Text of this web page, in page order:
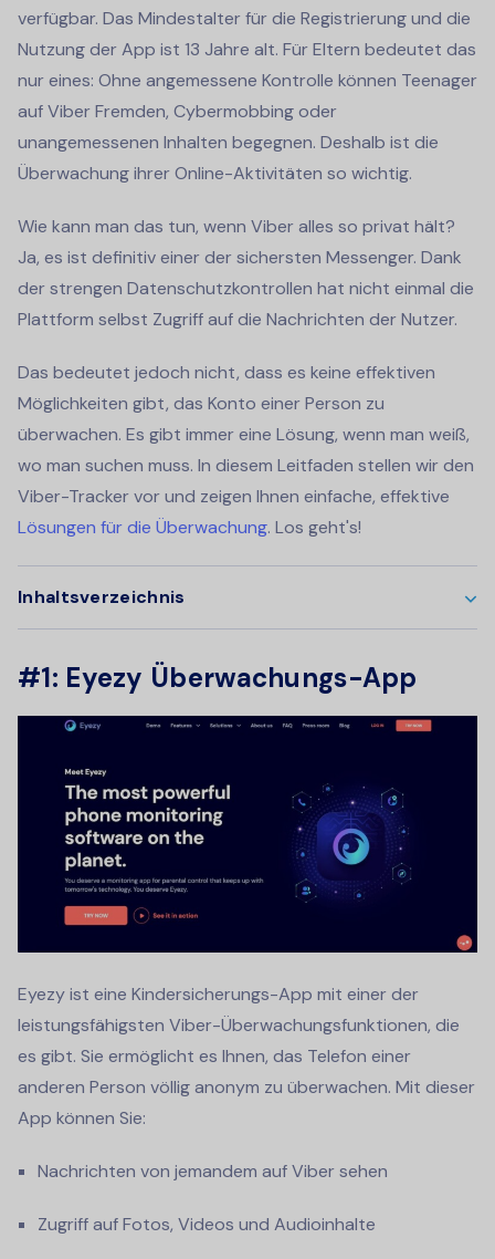
verfügbar. Das Mindestalter für die Registrierung und die
Nutzung der App ist 13 Jahre alt. Für Eltern bedeutet das
nur eines: Ohne angemessene Kontrolle können Teenager
auf Viber Fremden, Cybermobbing oder
unangemessenen Inhalten begegnen. Deshalb ist die
Überwachung ihrer Online-Aktivitäten so wichtig.
Wie kann man das tun, wenn Viber alles so privat hält?
Ja, es ist definitiv einer der sichersten Messenger. Dank
der strengen Datenschutzkontrollen hat nicht einmal die
Plattform selbst Zugriff auf die Nachrichten der Nutzer.
Das bedeutet jedoch nicht, dass es keine effektiven
Möglichkeiten gibt, das Konto einer Person zu
überwachen. Es gibt immer eine Lösung, wenn man weiß,
wo man suchen muss. In diesem Leitfaden stellen wir den
Viber-Tracker vor und zeigen Ihnen einfache, effektive
Lösungen für die Überwachung. Los geht's!
Inhaltsverzeichnis
#1: Eyezy Überwachungs-App
Eyezy ist eine Kindersicherungs-App mit einer der
leistungsfähigsten Viber-Überwachungsfunktionen, die
es gibt. Sie ermöglicht es Ihnen, das Telefon einer
anderen Person völlig anonym zu überwachen. Mit dieser
App können Sie:
Nachrichten von jemandem auf Viber sehen
Zugriff auf Fotos, Videos und Audioinhalte